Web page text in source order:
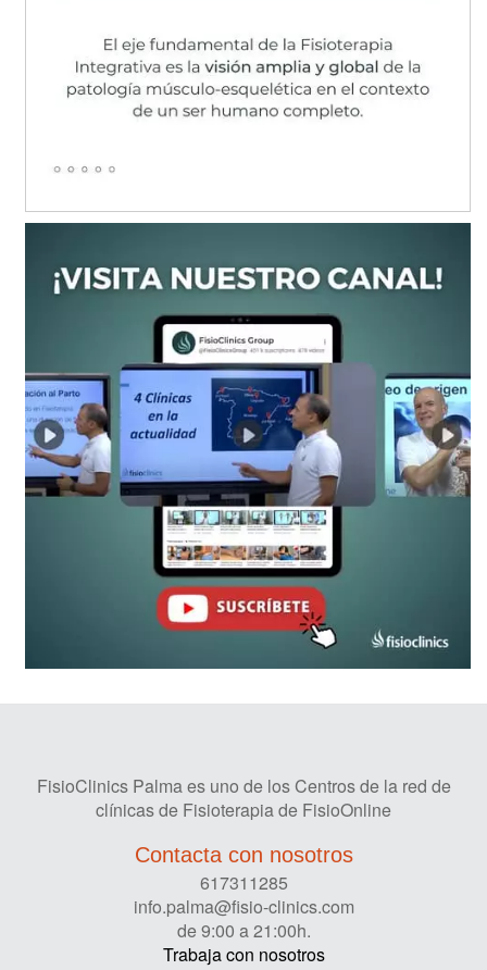
FisioClinics Palma es uno de los Centros de la red de
clínicas de Fisioterapia de FisioOnline
Contacta con nosotros
617311285
info.palma@fisio-clinics.com
de 9:00 a 21:00h.
Trabaja con nosotros